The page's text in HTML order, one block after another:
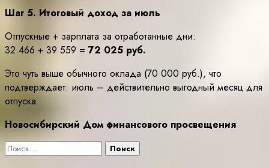
Шаг 5. Итоговый доход за июль
Отпускные + зарплата за отработанные дни:
32 466 + 39 559 = 72 025 руб.
Это чуть выше обычного оклада (70 000 руб.), что
подтверждает: июль – действительно выгодный месяц для
отпуска.
Новосибирский Дом финансового просвещения
Найти: